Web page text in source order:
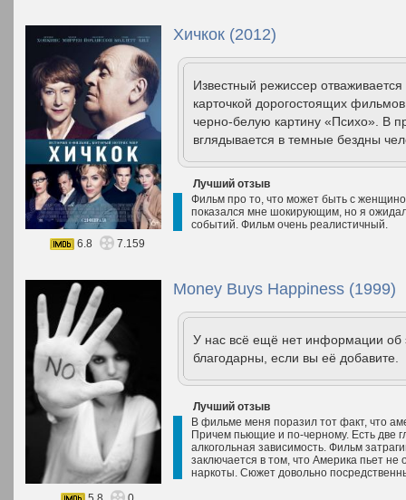
Хичкок (2012)
Известный режиссер
карточкой дорогостоящих
черно-белую картину «Психо». В
вглядывается в темные бездны
Лучший отзыв
Фильм про то, что может быть с
показался мне шокирующим, но я
событий. Фильм очень реалистичный.
6.8
7.159
Money Buys Happiness (1999)
У нас всё ещё нет информации
благодарны, если вы её добавите.
Лучший отзыв
В фильме меня поразил тот факт, что
Причем пьющие и по-черному. Есть две
алкогольная зависимость. Фильм
заключается в том, что Америка пьет
наркоты. Сюжет довольно